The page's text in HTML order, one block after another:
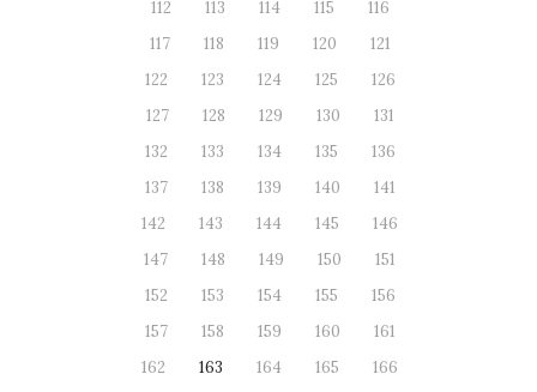
112
113 114 115
116
117
118 119 120
121
122
123 124 125
126
127
128 129 130
131
132
133 134 135
136
137
138 139 140
141
142
143 144 145
146
147
148 149 150
151
152
153 154 155
156
157
158 159 160
161
162
163 164 165
166